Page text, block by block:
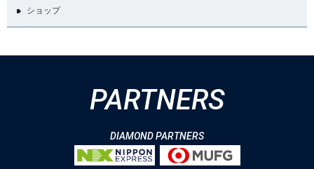
ショップ
PARTNERS
DIAMOND PARTNERS